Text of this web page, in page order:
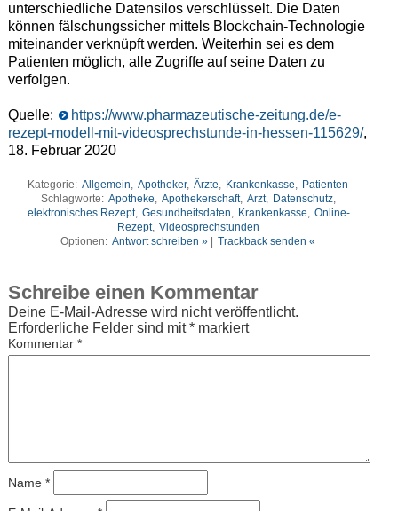
unterschiedliche Datensilos verschlüsselt. Die Daten
können fälschungssicher mittels Blockchain-Technologie
miteinander verknüpft werden. Weiterhin sei es dem
Patienten möglich, alle Zugriffe auf seine Daten zu
verfolgen.
Quelle:
https://www.pharmazeutische-zeitung.de/e-
rezept-modell-mit-videosprechstunde-in-hessen-115629/,
18. Februar 2020
Kategorie: Allgemein, Apotheker, Ärzte, Krankenkasse, Patienten
Schlagworte: Apotheke, Apothekerschaft, Arzt, Datenschutz,
elektronisches Rezept, Gesundheitsdaten, Krankenkasse, Online-
Rezept, Videosprechstunden
Optionen: Antwort schreiben » Trackback senden «
Schreibe einen Kommentar
Deine E-Mail-Adresse wird nicht veröffentlicht.
Erforderliche Felder sind mit*markiert
Kommentar *
Name *